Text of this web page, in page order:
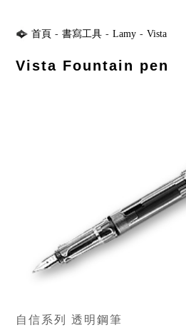
首頁 - 書寫工具 - Lamy - Vista
Vista Fountain pen
自信系列 透明鋼筆